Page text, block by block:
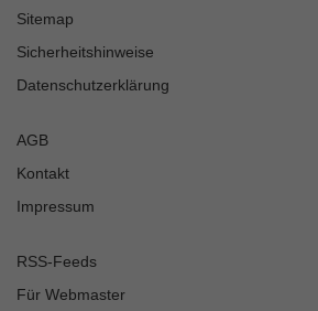
Sitemap
Sicherheitshinweise
Datenschutzerklärung
AGB
Kontakt
Impressum
RSS-Feeds
Für Webmaster